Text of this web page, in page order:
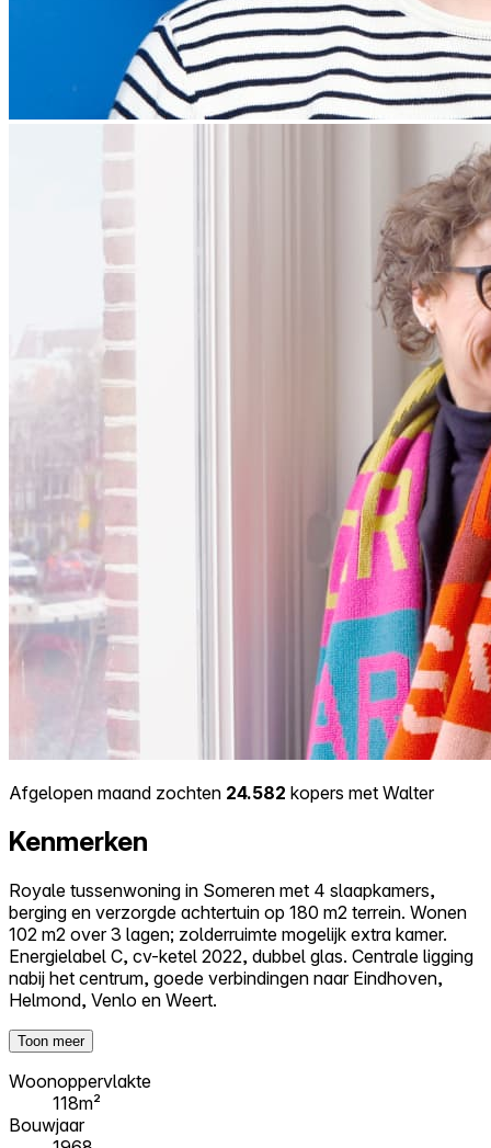
Afgelopen maand zochten 24.582 kopers met Walter
Kenmerken
Royale tussenwoning in Someren met 4 slaapkamers,
berging en verzorgde achtertuin op 180 m2 terrein. Wonen
102 m2 over 3 lagen; zolderruimte mogelijk extra kamer.
Energielabel C, cv-ketel 2022, dubbel glas. Centrale ligging
nabij het centrum, goede verbindingen naar Eindhoven,
Helmond, Venlo en Weert.
Toon meer
Woonoppervlakte
118m²
Bouwjaar